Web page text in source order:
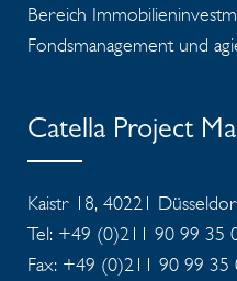
Bereich
Fondsmanagement und
Catella Project
Kaistr 18, 40221
Tel: +49 (0)211 90 99 35
Fax: +49 (0)211 90 99 35